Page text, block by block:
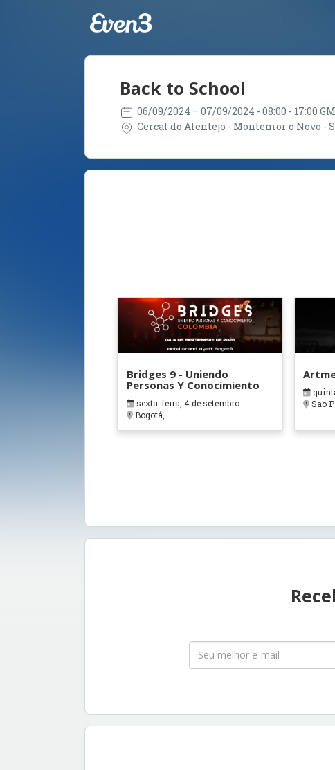
Back to School
06/09/2024 – 07/09/2024 - 08:00 - 17:00
Cercal do Alentejo - Montemor o Novo -
Bridges 9 - Uniendo
Personas Y Conocimiento
sexta-feira, 4 de setembro
Bogotá,
Sao